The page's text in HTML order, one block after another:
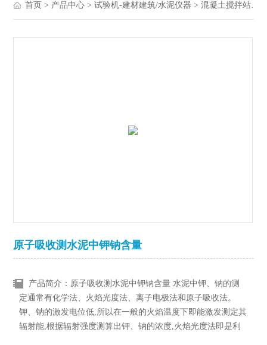
首页 > 产品中心 >试验机-建材建筑/水泥仪器 >混凝土搅拌站原子吸收计
原子吸收测水泥中钾钠含量
产品简介：原子吸收测水泥中钾钠含量 水泥中钾、钠的测
定通常有化学法、火焰光度法、离子电极法和原子吸收法。
钾、钠的激发电位低,所以在一般的火焰温度下即能激发测定其
辐射能,根据辐射强度测算出钾、钠的浓度,火焰光度法即是利